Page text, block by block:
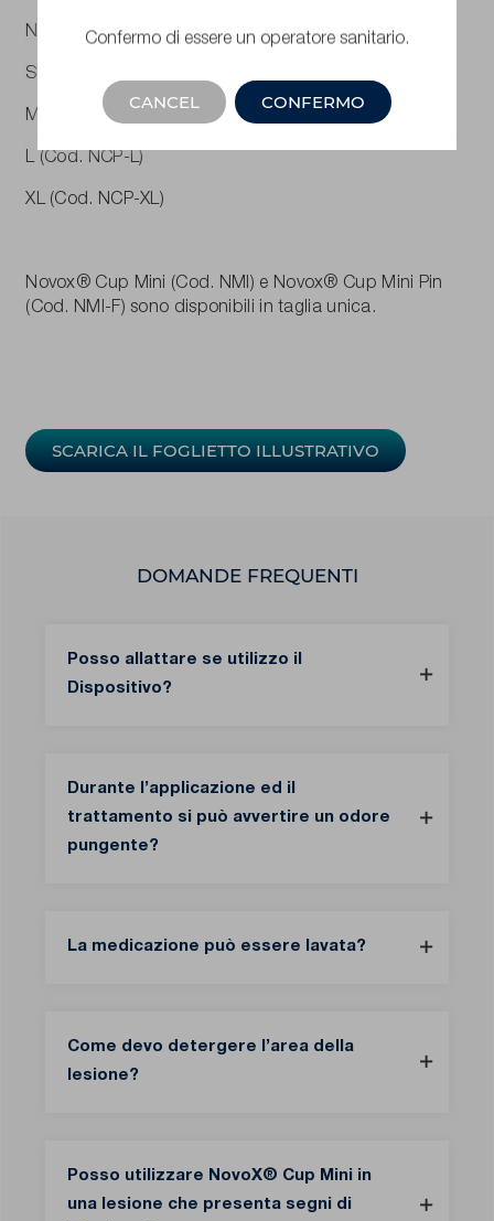
Novox® Cup è disponibile nelle taglie:
S (Cod. NCP-S)
M (Cod. NCP-M)
L (Cod. NCP-L)
XL (Cod. NCP-XL)
Novox® Cup Mini (Cod. NMI) e Novox® Cup Mini Pin
(Cod. NMI-F) sono disponibili in taglia unica.
SCARICA IL FOGLIETTO ILLUSTRATIVO
DOMANDE FREQUENTI
Posso allattare se utilizzo il
Dispositivo?
Durante l’applicazione ed il
trattamento si può avvertire un odore
pungente?
La medicazione può essere lavata?
Come devo detergere l’area della
lesione?
Posso utilizzare NovoX® Cup Mini in
una lesione che presenta segni di
Confermo di essere un operatore sanitario.
CANCEL CONFERMO